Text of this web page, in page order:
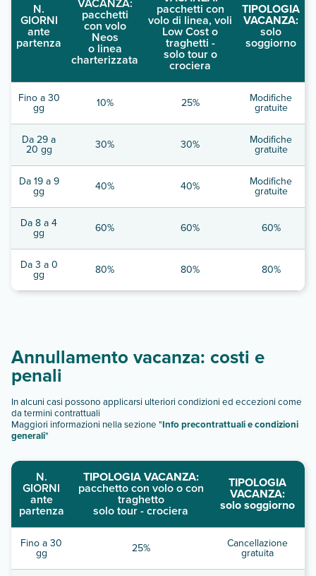
N.
GIORNI
ante
partenza
pacchetti
con volo
Neos
o linea
charterizzata
pacchetti con
volo di linea, voli
Low Cost o
traghetti -
solo tour o
crociera
TIPOLOGIA
VACANZA:
solo
soggiorno
Fino a 30
gg 10% 25% Modifiche
gratuite
Da 29 a
20 gg 30% 30% Modifiche
gratuite
Da 19 a 9
gg 40% 40% Modifiche
gratuite
Da 8 a 4
gg 60% 60% 60%
Da 3 a 0
gg 80% 80% 80%
Annullamento vacanza: costi e
penali
In alcuni casi possono applicarsi ulteriori condizioni ed eccezioni come
da termini contrattuali
Maggiori informazioni nella sezione "Info precontrattuali e condizioni
generali"
N.
GIORNI
ante
partenza
TIPOLOGIA VACANZA:
pacchetto con volo o con
traghetto
solo tour - crociera
TIPOLOGIA
VACANZA:
solo soggiorno
Fino a 30
gg 25% Cancellazione
gratuita